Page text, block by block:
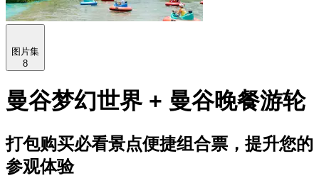
图片集
8
曼谷梦幻世界 + 曼谷晚餐游轮
打包购买必看景点便捷组合票，提升您的
参观体验